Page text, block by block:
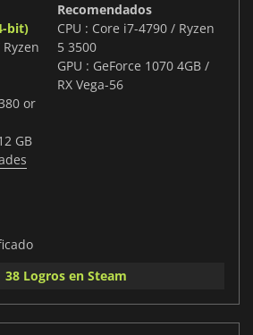
bit)
or
GB
Recomendados
CPU : Core i7-4790 / Ryzen
5 3500
GPU : GeForce 1070 4GB /
RX Vega-56
38 Logros en Steam